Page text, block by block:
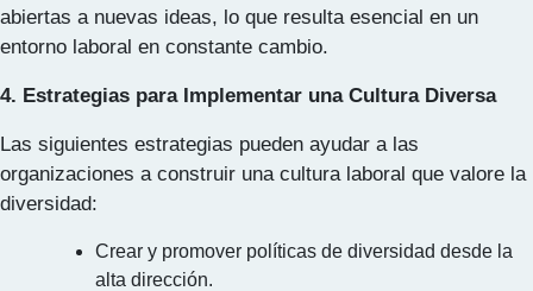
abiertas a nuevas ideas, lo que resulta esencial en un
entorno laboral en constante cambio.
4. Estrategias para Implementar una Cultura Diversa
Las siguientes estrategias pueden ayudar a las
organizaciones a construir una cultura laboral que valore la
diversidad:
Crear y promover políticas de diversidad desde la
alta dirección.